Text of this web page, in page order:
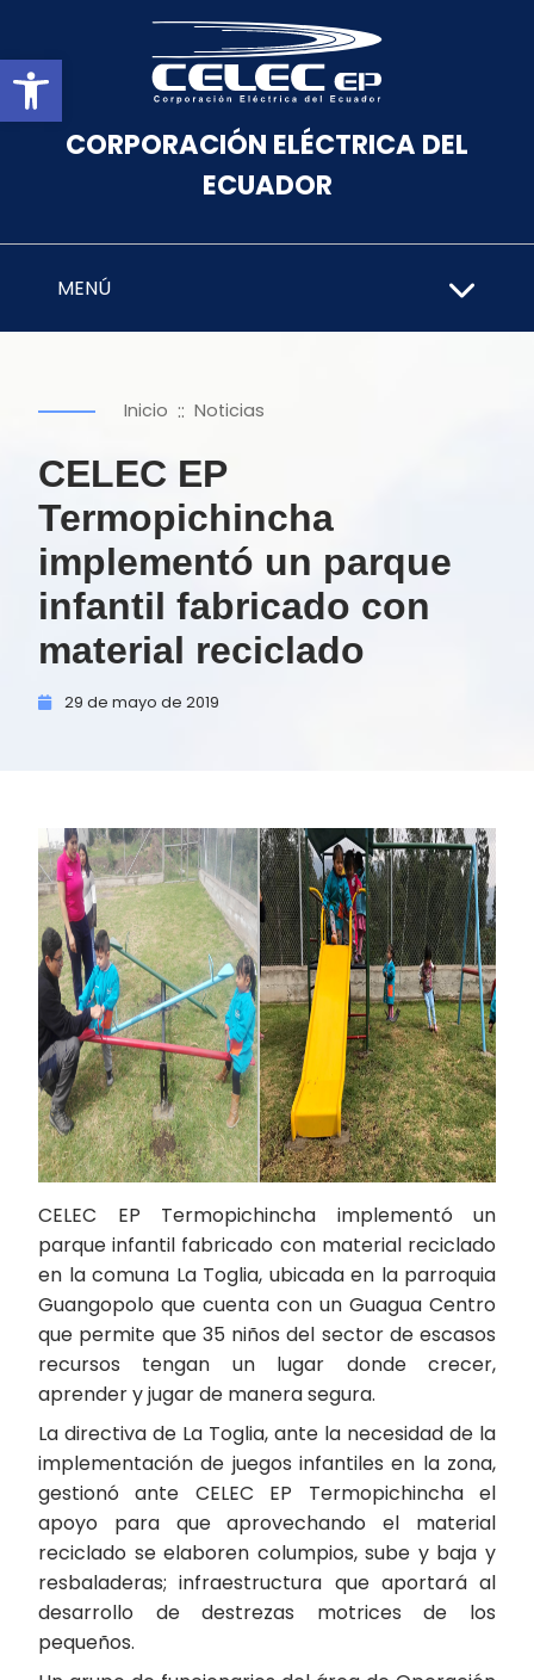
Abrir barra de herramientas
CORPORACIÓN ELÉCTRICA DEL
ECUADOR
MENÚ
Inicio :: Noticias
CELEC EP
Termopichincha
implementó un parque
infantil fabricado con
material reciclado
29 de mayo de 2019
CELEC EP Termopichincha implementó un
parque infantil fabricado con material reciclado
en la comuna La Toglia, ubicada en la parroquia
Guangopolo que cuenta con un Guagua Centro
que permite que 35 niños del sector de escasos
recursos tengan un lugar donde crecer,
aprender y jugar de manera segura.
La directiva de La Toglia, ante la necesidad de la
implementación de juegos infantiles en la zona,
gestionó ante CELEC EP Termopichincha el
apoyo para que aprovechando el material
reciclado se elaboren columpios, sube y baja y
resbaladeras; infraestructura que aportará al
desarrollo de destrezas motrices de los
pequeños.